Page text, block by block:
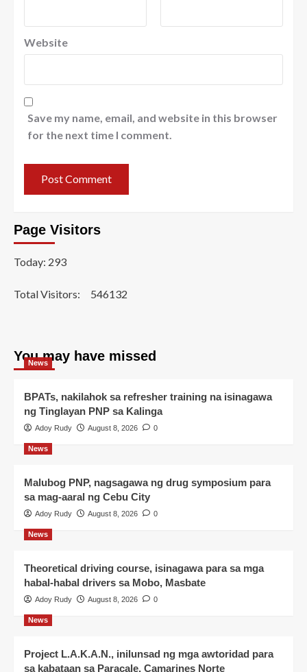
Website
Save my name, email, and website in this browser
for the next time I comment.
Page Visitors
Today: 293
Total Visitors: 546132
You may have missed
News
BPATs, nakilahok sa refresher training na isinagawa
ng Tinglayan PNP sa Kalinga
Adoy Rudy August 8, 2026 0
News
Malubog PNP, nagsagawa ng drug symposium para
sa mag-aaral ng Cebu City
Adoy Rudy August 8, 2026 0
News
Theoretical driving course, isinagawa para sa mga
habal-habal drivers sa Mobo, Masbate
Adoy Rudy August 8, 2026 0
News
Project L.A.K.A.N., inilunsad ng mga awtoridad para
sa kabataan sa Paracale, Camarines Norte